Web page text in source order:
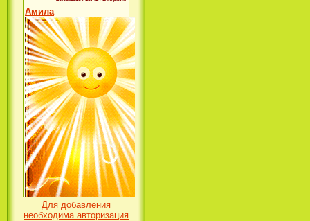
Для добавления
необходима авторизация